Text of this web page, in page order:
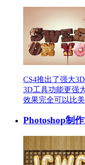
CS4推出了强大
3D工具功能更强
效果完全可以比
Photoshop制